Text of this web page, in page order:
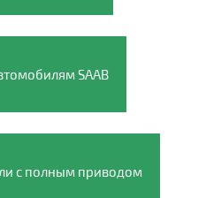
SAAB
с полным приводом